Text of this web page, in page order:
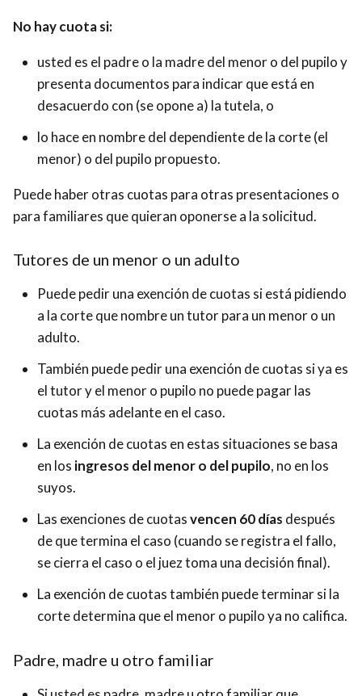
No hay cuota si:
usted es el padre o la madre del menor o del pupilo y
presenta documentos para indicar que está en
desacuerdo con (se opone a) la tutela, o
lo hace en nombre del dependiente de la corte (el
menor) o del pupilo propuesto.
Puede haber otras cuotas para otras presentaciones o
para familiares que quieran oponerse a la solicitud.
Tutores de un menor o un adulto
Puede pedir una exención de cuotas si está pidiendo
a la corte que nombre un tutor para un menor o un
adulto.
También puede pedir una exención de cuotas si ya es
el tutor y el menor o pupilo no puede pagar las
cuotas más adelante en el caso.
La exención de cuotas en estas situaciones se basa
en los ingresos del menor o del pupilo, no en los
suyos.
Las exenciones de cuotasvencen 60 días después
de que termina el caso (cuando se registra el fallo,
se cierra el caso o el juez toma una decisión final).
La exención de cuotas también puede terminar si la
corte determina que el menor o pupilo ya no califica.
Padre, madre u otro familiar